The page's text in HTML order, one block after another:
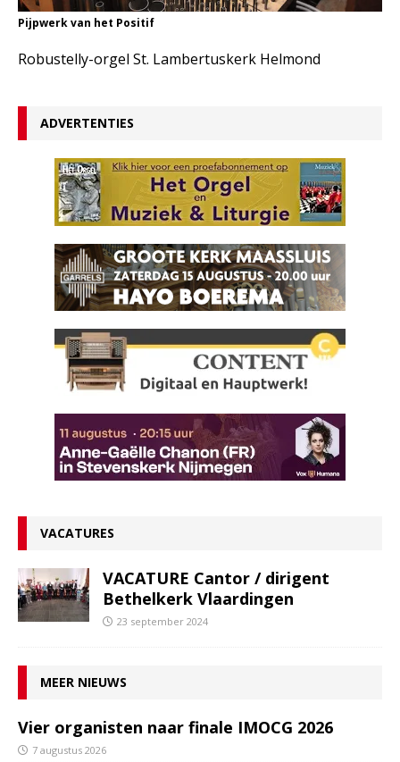
Pijpwerk van het Positif
Robustelly-orgel St. Lambertuskerk Helmond
ADVERTENTIES
VACATURES
VACATURE Cantor / dirigent
Bethelkerk Vlaardingen
23 september 2024
MEER NIEUWS
Vier organisten naar finale IMOCG 2026
7 augustus 2026